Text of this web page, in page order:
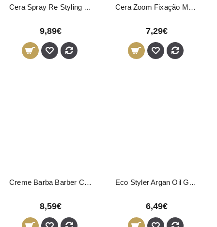
Cera Spray Re Styling Matte Ultra Forte Novon 200ml
9,89€
Cera Zoom Fixação Média Novon Professional 150ml
7,29€
Creme Barba Barber Club Novon Professional 100ml
8,59€
Eco Styler Argan Oil Gel 946ml
6,49€